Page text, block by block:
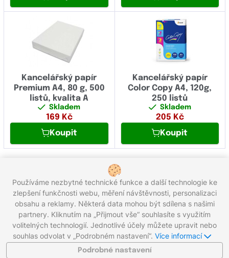
Kancelářský papír
Premium A4, 80 g, 500
listů, kvalita A
Skladem
169 Kč
Koupit
Kancelářský papír
Color Copy A4, 120g,
250 listů
Skladem
205 Kč
Koupit
Celkem 28 produktů
2
Zavolejte nám zdarma: 800 203 100
Pracovní dny 8:00 - 17:00
Napište nám:info@gigaprint.cz©2026 gigaprint.cz
Používáme nezbytné technické funkce a další technologie ke
zlepšení funkčnosti webu, měření návštěvnosti, personalizaci
obsahu a reklamy. Některá data mohou být sdílena s našimi
partnery. Kliknutím na „Přijmout vše“ souhlasíte s využitím
volitelných technologií. Jednotlivé účely můžete upravit nebo
souhlas odvolat v „Podrobném nastavení“. Více informací
Podrobné nastavení